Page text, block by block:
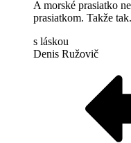
A morské prasiatko
prasiatkom. Takže tak.
s láskou
Denis Ružovič